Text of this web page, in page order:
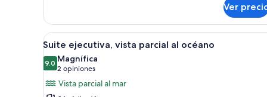
camas
individuales
Ver
Abrir
todas
las
fotos
de
Un dormitorio con una cama
5
Suite ejecutiva, vista parcial al océano
9.09.0 de 10
Magnífica
2 opiniones
(2
opiniones)
Vista parcial al mar